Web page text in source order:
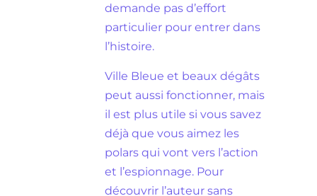
demande pas d’effort
particulier pour entrer dans
l’histoire.
Ville Bleue et beaux dégâts
peut aussi fonctionner, mais
il est plus utile si vous savez
déjà que vous aimez les
polars qui vont vers l’action
et l’espionnage. Pour
découvrir l’auteur sans